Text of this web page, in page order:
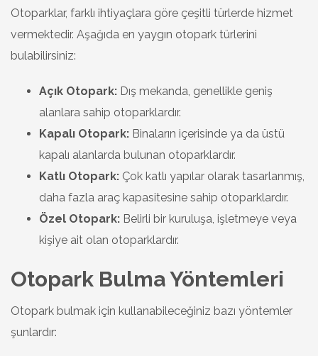
Otoparklar, farklı ihtiyaçlara göre çeşitli türlerde hizmet
vermektedir. Aşağıda en yaygın otopark türlerini
bulabilirsiniz:
Açık Otopark: Dış mekanda, genellikle geniş
alanlara sahip otoparklardır.
Kapalı Otopark: Binaların içerisinde ya da üstü
kapalı alanlarda bulunan otoparklardır.
Katlı Otopark: Çok katlı yapılar olarak tasarlanmış,
daha fazla araç kapasitesine sahip otoparklardır.
Özel Otopark: Belirli bir kuruluşa, işletmeye veya
kişiye ait olan otoparklardır.
Otopark Bulma Yöntemleri
Otopark bulmak için kullanabileceğiniz bazı yöntemler
şunlardır: